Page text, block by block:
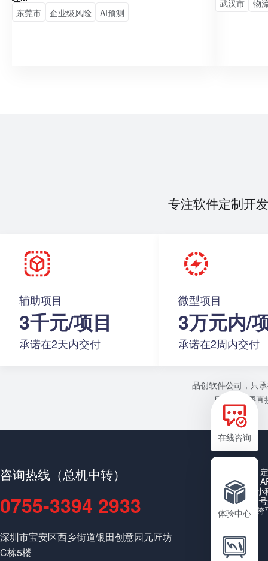
在线咨询
体验中心
东莞市
企业级风险 AI预测
武汉市
物
专注软件定制开
辅助项目
3千元/项目
承诺在2天内交付
微型项目
3万元内/
承诺在2周内交付
品创软件公司，只
目或者需要
咨询热线（总机中转）
0755-3394 2933
深圳市宝安区西乡街道银田创意园元匠坊
C栋5楼
公众